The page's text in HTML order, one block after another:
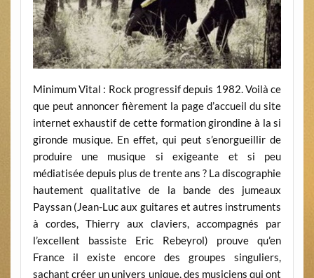
Minimum Vital : Rock progressif depuis 1982. Voilà ce
que peut annoncer fièrement la page d’accueil du site
internet exhaustif de cette formation girondine à la si
gironde musique. En effet, qui peut s’enorgueillir de
produire une musique si exigeante et si peu
médiatisée depuis plus de trente ans ? La discographie
hautement qualitative de la bande des jumeaux
Payssan (Jean-Luc aux guitares et autres instruments
à cordes, Thierry aux claviers, accompagnés par
l’excellent bassiste Eric Rebeyrol) prouve qu’en
France il existe encore des groupes singuliers,
sachant créer un univers unique, des musiciens qui ont